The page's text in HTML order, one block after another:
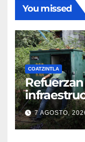
You missed
COATZINTLA
7 AGOSTO,